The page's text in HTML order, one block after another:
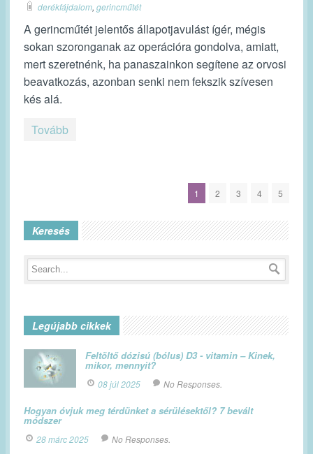
derékfájdalom, gerincműtét
A gerincműtét jelentős állapotjavulást ígér, mégis
sokan szoronganak az operációra gondolva, amiatt,
mert szeretnénk, ha panaszainkon segítene az orvosi
beavatkozás, azonban senki nem fekszik szívesen
kés alá.
Tovább
1 2 3 4 5
Keresés
Legújabb cikkek
Feltöltő dózisú (bólus) D3 - vitamin – Kinek,
mikor, mennyit?
08 júl 2025 No Responses.
Hogyan óvjuk meg térdünket a sérülésektől? 7 bevált
módszer
28 márc 2025 No Responses.